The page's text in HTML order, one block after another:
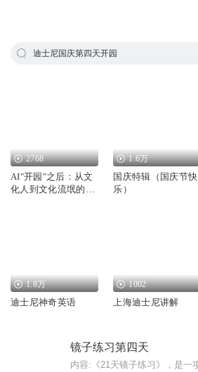
迪士尼国庆第四天开园
2768
AI"开园"之后：从文
化人到文化流氓的堕
1.6万
国庆特辑（国庆节快
乐）
1.8万
迪士尼神奇英语
1002
上海迪士尼讲解
镜子练习第四天